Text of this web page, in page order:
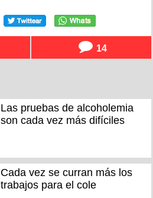
14
Las pruebas de alcoholemia
son cada vez más difíciles
Cada vez se curran más los
trabajos para el cole